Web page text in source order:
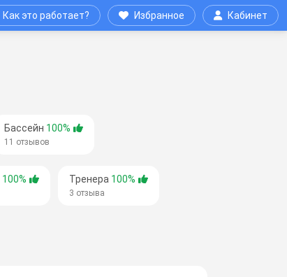
Как это работает? Избранное Кабинет
Бассейн 100%
11 отзывов
100% Тренера 100%
3 отзыва